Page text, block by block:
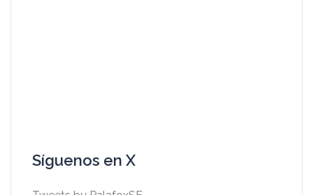
Síguenos en X